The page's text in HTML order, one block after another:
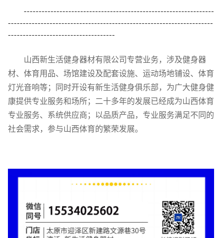
----------------------------------------------------------------
---------------------------------------------------------------------
------------------------------------
山西新生活健身器材有限公司专营业务，涉及健身器
材、体育用品、场馆建设及配套设施、运动场地铺设、体育
灯光音响等；同时开设有新生活健身俱乐部，为广大健身健
康提供专业服务和场所；二十多年的发展已经成为山西体育
专业服务、系统供应商；以品质产品，专业服务满足不同的
社会需求，参与山西体育的繁荣发展。